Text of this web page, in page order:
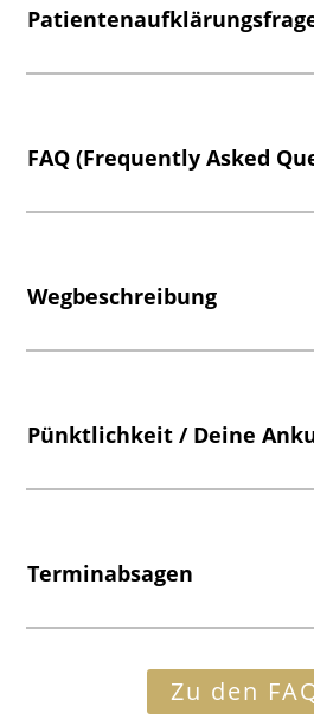
FAQ (Frequently Asked
Wegbeschreibung
Pünktlichkeit / Deine
Terminabsagen
Zu den